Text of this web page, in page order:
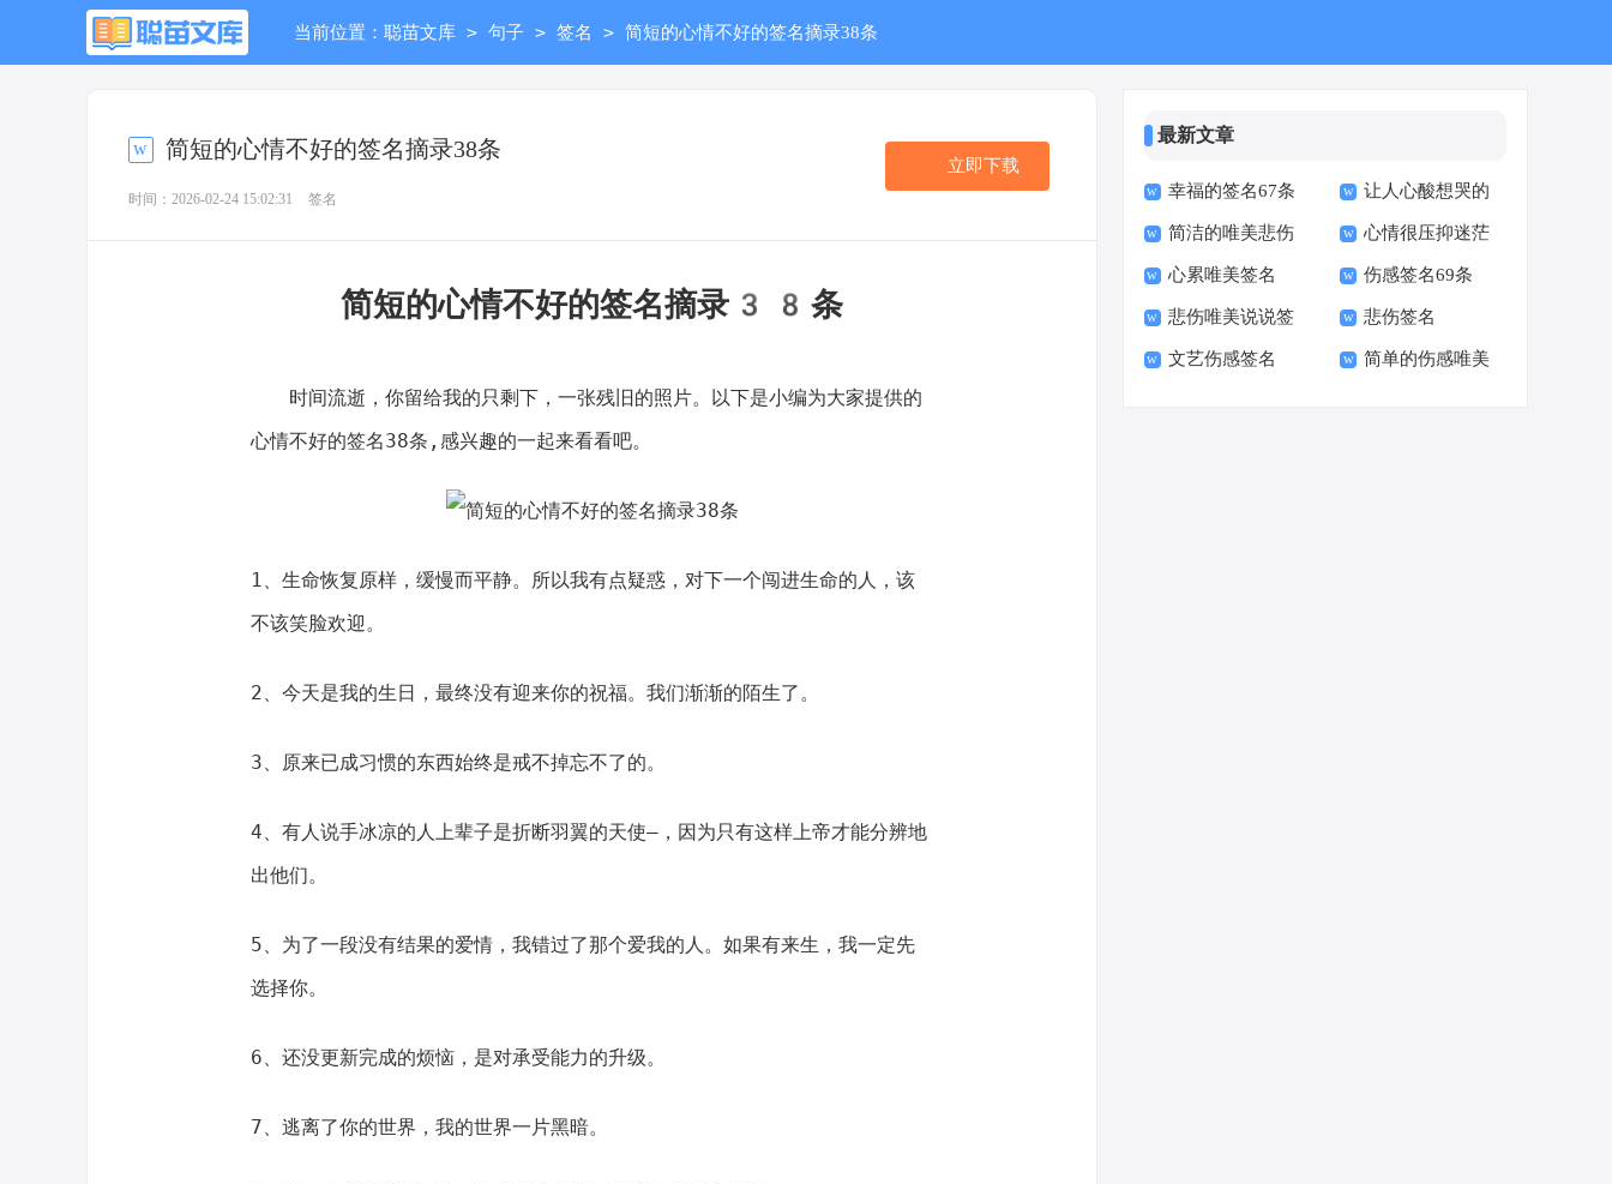
当前位置： 聪苗文库 > 句子 > 签名 > 简短的心情不好的签名摘录38条
简短的心情不好的签名摘录38条
时间：2026-02-24 15:02:31 签名
立即下载
简短的心情不好的签名摘录38条
时间流逝，你留给我的只剩下，一张残旧的照片。以下是小编为大家提供的
心情不好的签名38条,感兴趣的一起来看看吧。
1、生命恢复原样，缓慢而平静。所以我有点疑惑，对下一个闯进生命的人，该
不该笑脸欢迎。
2、今天是我的生日，最终没有迎来你的祝福。我们渐渐的陌生了。
3、原来已成习惯的东西始终是戒不掉忘不了的。
4、有人说手冰凉的人上辈子是折断羽翼的天使—，因为只有这样上帝才能分辨地
出他们。
5、为了一段没有结果的爱情，我错过了那个爱我的人。如果有来生，我一定先
选择你。
6、还没更新完成的烦恼，是对承受能力的升级。
7、逃离了你的世界，我的世界一片黑暗。
最新文章
幸福的签名67条 让人心酸想哭的
爱情签名女生
简洁的唯美悲伤
签名
心情很压抑迷茫
无助的伤感签名
心累唯美签名 伤感签名69条
悲伤唯美说说签
名
悲伤签名
文艺伤感签名 简单的伤感唯美